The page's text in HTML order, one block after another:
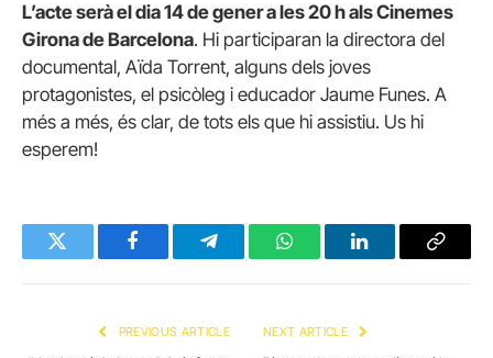
L’acte serà el dia 14 de gener a les 20 h als Cinemes
Girona de Barcelona. Hi participaran la directora del
documental, Aïda Torrent, alguns dels joves
protagonistes, el psicòleg i educador Jaume Funes. A
més a més, és clar, de tots els que hi assistiu. Us hi
esperem!
Twitter FacebookTelegramWhatsAppLinkedInCopy
PREVIOUS ARTICLE NEXT ARTICLE